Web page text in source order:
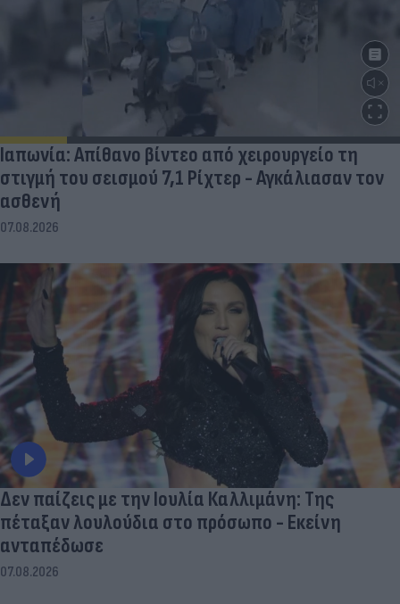
Ιαπωνία: Απίθανο βίντεο από χειρουργείο τη
στιγμή του σεισμού 7,1 Ρίχτερ - Αγκάλιασαν τον
ασθενή
07.08.2026
Δεν παίζεις με την Ιουλία Καλλιμάνη: Της
πέταξαν λουλούδια στο πρόσωπο - Εκείνη
ανταπέδωσε
07.08.2026